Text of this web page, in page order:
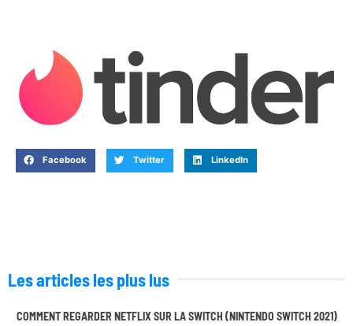
Facebook Twitter LinkedIn
Les articles les plus lus
COMMENT REGARDER NETFLIX SUR LA SWITCH (NINTENDO SWITCH 2021)